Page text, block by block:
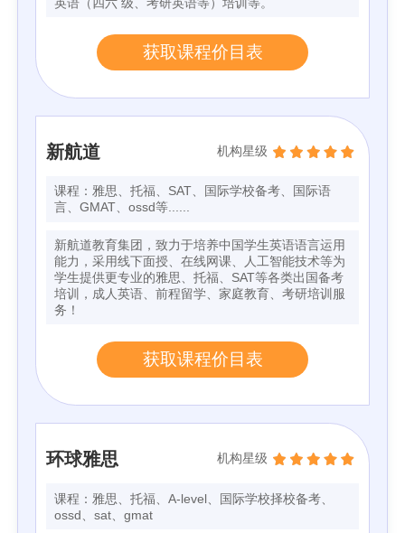
获取课程价目表
新航道 机构星级
课程：雅思、托福、SAT、国际学校备考、国际语
言、GMAT、ossd等......
新航道教育集团，致力于培养中国学生英语语言运用
能力，采用线下面授、在线网课、人工智能技术等为
学生提供更专业的雅思、托福、SAT等各类出国备考
培训，成人英语、前程留学、家庭教育、考研培训服
务！
获取课程价目表
环球雅思 机构星级
课程：雅思、托福、A-level、国际学校择校备考、
ossd、sat、gmat